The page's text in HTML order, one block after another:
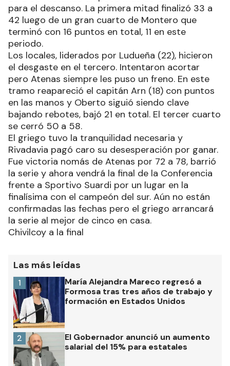
para el descanso. La primera mitad finalizó 33 a
42 luego de un gran cuarto de Montero que
terminó con 16 puntos en total, 11 en este
periodo.
Los locales, liderados por Ludueña (22), hicieron
el desgaste en el tercero. Intentaron acortar
pero Atenas siempre les puso un freno. En este
tramo reapareció el capitán Arn (18) con puntos
en las manos y Oberto siguió siendo clave
bajando rebotes, bajó 21 en total. El tercer cuarto
se cerró 50 a 58.
El griego tuvo la tranquilidad necesaria y
Rivadavia pagó caro su desesperación por ganar.
Fue victoria nomás de Atenas por 72 a 78, barrió
la serie y ahora vendrá la final de la Conferencia
frente a Sportivo Suardi por un lugar en la
finalísima con el campeón del sur. Aún no están
confirmadas las fechas pero el griego arrancará
la serie al mejor de cinco en casa.
Chivilcoy a la final
Las más leídas
María Alejandra Mareco regresó a
Formosa tras tres años de trabajo y
formación en Estados Unidos
1
El Gobernador anunció un aumento
salarial del 15% para estatales
2